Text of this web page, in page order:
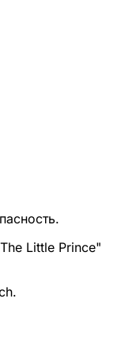
Little Prince"